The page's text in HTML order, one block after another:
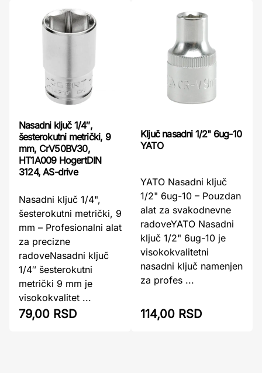
Nasadni ključ 1/4″,
šesterokutni metrički, 9
mm, CrV50BV30,
HT1A009 HogertDIN
3124, AS-drive
Nasadni ključ 1/4",
šesterokutni metrički, 9
mm – Profesionalni alat
za precizne
radoveNasadni ključ
1/4″ šesterokutni
metrički 9 mm je
visokokvalitet ...
79,00 RSD
Ključ nasadni 1/2" 6ug-10
YATO
YATO Nasadni ključ
1/2" 6ug-10 – Pouzdan
alat za svakodnevne
radoveYATO Nasadni
ključ 1/2" 6ug-10 je
visokokvalitetni
nasadni ključ namenjen
za profes ...
114,00 RSD